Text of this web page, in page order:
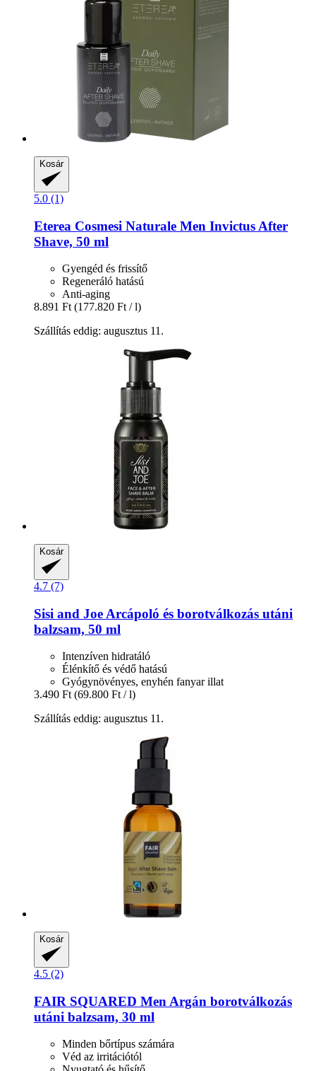
Kosár
5.0 (1)
Eterea Cosmesi Naturale Men Invictus After
Shave, 50 ml
Gyengéd és frissítő
Regeneráló hatású
Anti-aging
8.891 Ft (177.820 Ft / l)
Szállítás eddig: augusztus 11.
Kosár
4.7 (7)
Sisi and Joe Arcápoló és borotválkozás utáni
balzsam, 50 ml
Intenzíven hidratáló
Élénkítő és védő hatású
Gyógynövényes, enyhén fanyar illat
3.490 Ft (69.800 Ft / l)
Szállítás eddig: augusztus 11.
Kosár
4.5 (2)
FAIR SQUARED Men Argán borotválkozás
utáni balzsam, 30 ml
Minden bőrtípus számára
Véd az irritációtól